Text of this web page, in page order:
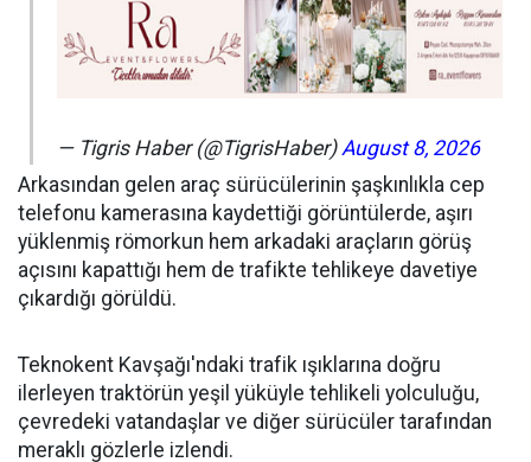
— Tigris Haber (@TigrisHaber) August 8, 2026
Arkasından gelen araç sürücülerinin şaşkınlıkla cep
telefonu kamerasına kaydettiği görüntülerde, aşırı
yüklenmiş römorkun hem arkadaki araçların görüş
açısını kapattığı hem de trafikte tehlikeye davetiye
çıkardığı görüldü.
Teknokent Kavşağı'ndaki trafik ışıklarına doğru
ilerleyen traktörün yeşil yüküyle tehlikeli yolculuğu,
çevredeki vatandaşlar ve diğer sürücüler tarafından
meraklı gözlerle izlendi.